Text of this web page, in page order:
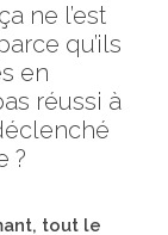
ne l’est
qu’ils
en
réussi à
?
tout le